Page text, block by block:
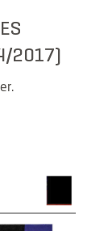
2017)